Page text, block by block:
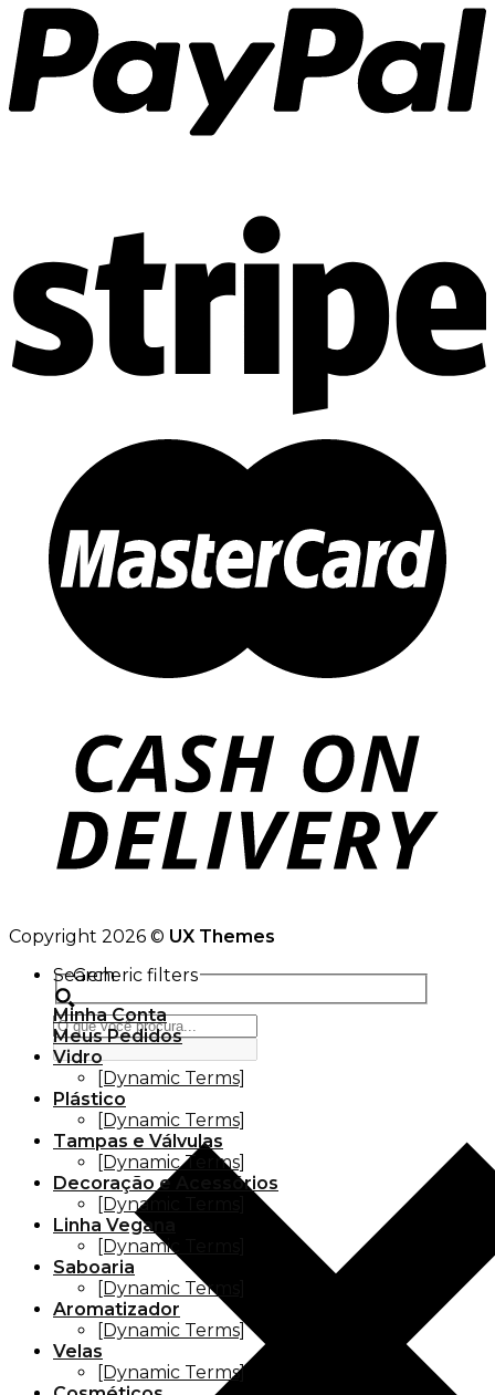
Copyright 2026 © UX Themes
Search
Generic filters
Minha Conta
Meus Pedidos
Vidro
[Dynamic Terms]
Plástico
[Dynamic Terms]
Tampas e Válvulas
[Dynamic Terms]
Decoração e Acessórios
[Dynamic Terms]
Linha Vegana
[Dynamic Terms]
Saboaria
[Dynamic Terms]
Aromatizador
[Dynamic Terms]
Velas
[Dynamic Terms]